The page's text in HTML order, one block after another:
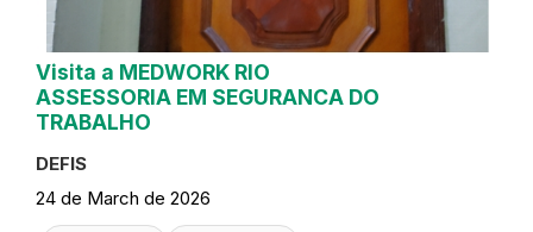
Visita a MEDWORK RIO
ASSESSORIA EM SEGURANCA DO
TRABALHO
DEFIS
24 de March de 2026